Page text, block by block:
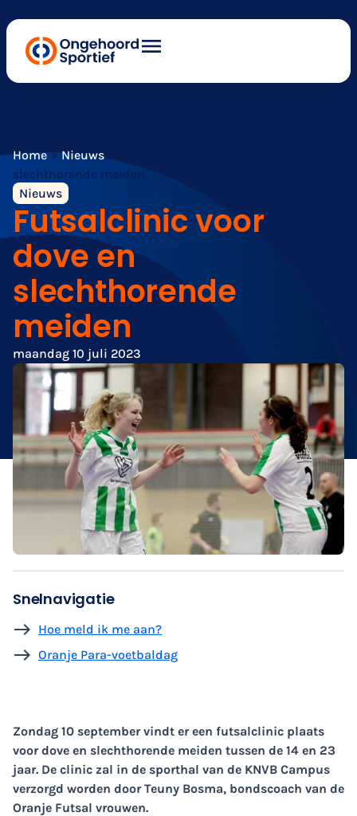
Home»Nieuws»
slechthorende meiden
Nieuws
Futsalclinic voor
dove en
slechthorende
meiden
maandag 10 juli 2023
Snelnavigatie
Hoe meld ik me aan?
Oranje Para-voetbaldag
Zondag 10 september vindt er een futsalclinic plaats
voor dove en slechthorende meiden tussen de 14 en 23
jaar. De clinic zal in de sporthal van de KNVB Campus
verzorgd worden door Teuny Bosma, bondscoach van de
Oranje Futsal vrouwen.